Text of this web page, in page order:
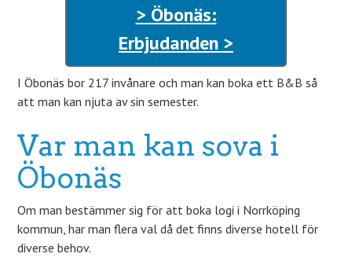
> Öbonäs:
Erbjudanden >
I Öbonäs bor 217 invånare och man kan boka ett B&B så
att man kan njuta av sin semester.
Var man kan sova i
Öbonäs
Om man bestämmer sig för att boka logi i Norrköping
kommun, har man flera val då det finns diverse hotell för
diverse behov.